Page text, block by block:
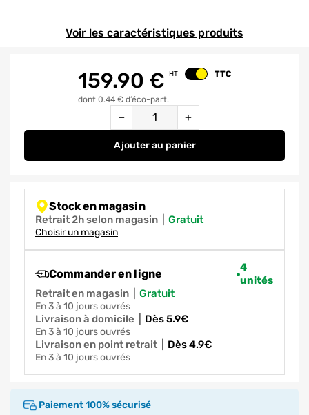
HT Changer le prix
TTC
159.90 €
dont 0.44 € d’éco-part.
− +
Ajouterau panier
Perceuse à percussion sans fil
Stock en magasin
Retrait 2h selon magasin gratuit
Choisir un magasin
Commander en ligne
4
unités
Retrait en magasin
gratuit
en 3 à 10 jours ouvrés
Livraison à domicile dès 5.9€
en 3 à 10 jours ouvrés
Livraison en point retrait dès 4.9€
en 3 à 10 jours ouvrés
Paiement 100% sécurisé
Element 1 sur 1
Voir les caractéristiques produits